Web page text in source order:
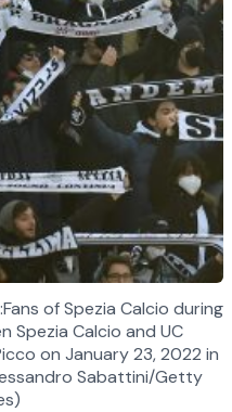
of Spezia Calcio during
Spezia Calcio and UC
on January 23, 2022 in
Sabattini/Getty